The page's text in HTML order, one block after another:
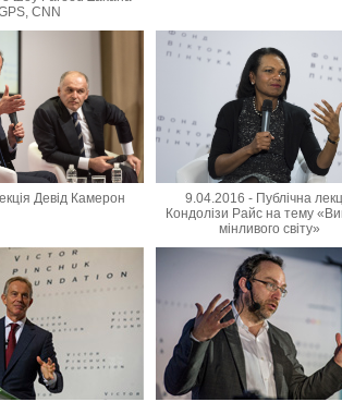
CNN
Девід Камерон
9.04.2016 - Публічна
Кондолізи Райс на тему
мінливого світу»